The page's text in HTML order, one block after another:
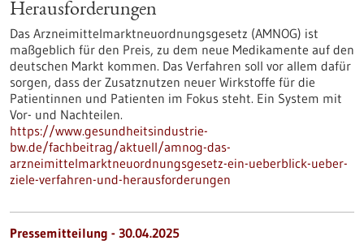
Herausforderungen
Das Arzneimittelmarktneuordnungsgesetz (AMNOG) ist
maßgeblich für den Preis, zu dem neue Medikamente auf den
deutschen Markt kommen. Das Verfahren soll vor allem dafür
sorgen, dass der Zusatznutzen neuer Wirkstoffe für die
Patientinnen und Patienten im Fokus steht. Ein System mit
Vor- und Nachteilen.
https://www.gesundheitsindustrie-
bw.de/fachbeitrag/aktuell/amnog-das-
arzneimittelmarktneuordnungsgesetz-ein-ueberblick-ueber-
ziele-verfahren-und-herausforderungen
Pressemitteilung - 30.04.2025